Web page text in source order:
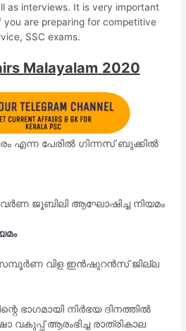
as interviews. It is very important
you are preparing for competitive
SSC exams.
Malayalam 2020
എന്ന പേരിൽ ഗിന്നസ് ബുക്കിൽ
ജൂബിലി ആഘോഷിച്ച നിയമം
വിള ഇൻഷുറൻസ് ജില്ല
ഭാഗമായി നിർഭയ ദിനത്തിൽ
ആരംഭിച്ച രാത്രികാല